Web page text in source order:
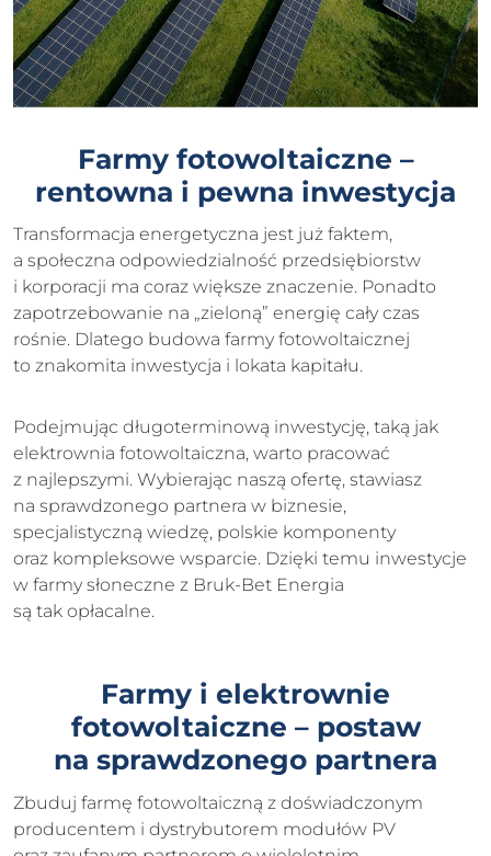
Farmy fotowoltaiczne –
rentowna i pewna inwestycja
Transformacja energetyczna jest już faktem,
a społeczna odpowiedzialność przedsiębiorstw
i korporacji ma coraz większe znaczenie. Ponadto
zapotrzebowanie na „zieloną” energię cały czas
rośnie. Dlatego budowa farmy fotowoltaicznej
to znakomita inwestycja i lokata kapitału.
Podejmując długoterminową inwestycję, taką jak
elektrownia fotowoltaiczna, warto pracować
z najlepszymi. Wybierając naszą ofertę, stawiasz
na sprawdzonego partnera w biznesie,
specjalistyczną wiedzę, polskie komponenty
oraz kompleksowe wsparcie. Dzięki temu inwestycje
w farmy słoneczne z Bruk-Bet Energia
są tak opłacalne.
Farmy i elektrownie
fotowoltaiczne – postaw
na sprawdzonego partnera
Zbuduj farmę fotowoltaiczną z doświadczonym
producentem i dystrybutorem modułów PV